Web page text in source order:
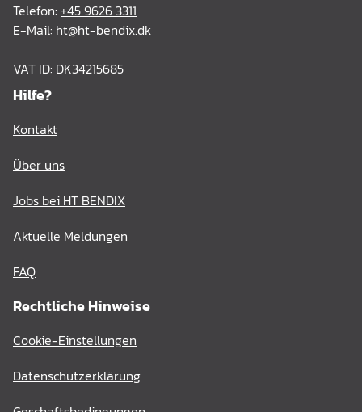
Telefon: +45 9626 3311
E-Mail: ht@ht-bendix.dk
VAT ID: DK34215685
Hilfe?
Kontakt
Über uns
Jobs bei HT BENDIX
Aktuelle Meldungen
FAQ
Rechtliche Hinweise
Cookie-Einstellungen
Datenschutzerklärung